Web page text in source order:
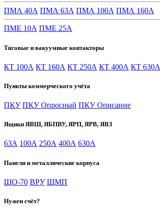
ПМА 40А ПМА 63А ПМА 100А ПМА 160А
ПМЕ 10А ПМЕ 25А
Тяговые и вакуумные контакторы
КТ 100А КТ 160А КТ 250А КТ 400А КТ 630А
Пункты коммерческого учёта
ПКУ ПКУ Опросный ПКУ Описание
Ящики ЯВШ, ЯБПВУ, ЯРП, ЯРВ, ЯВЗ
63А 100А 250А 400А 630А
Панели и металлические корпуса
ЩО-70 ВРУ ЩМП
Нужен счёт?